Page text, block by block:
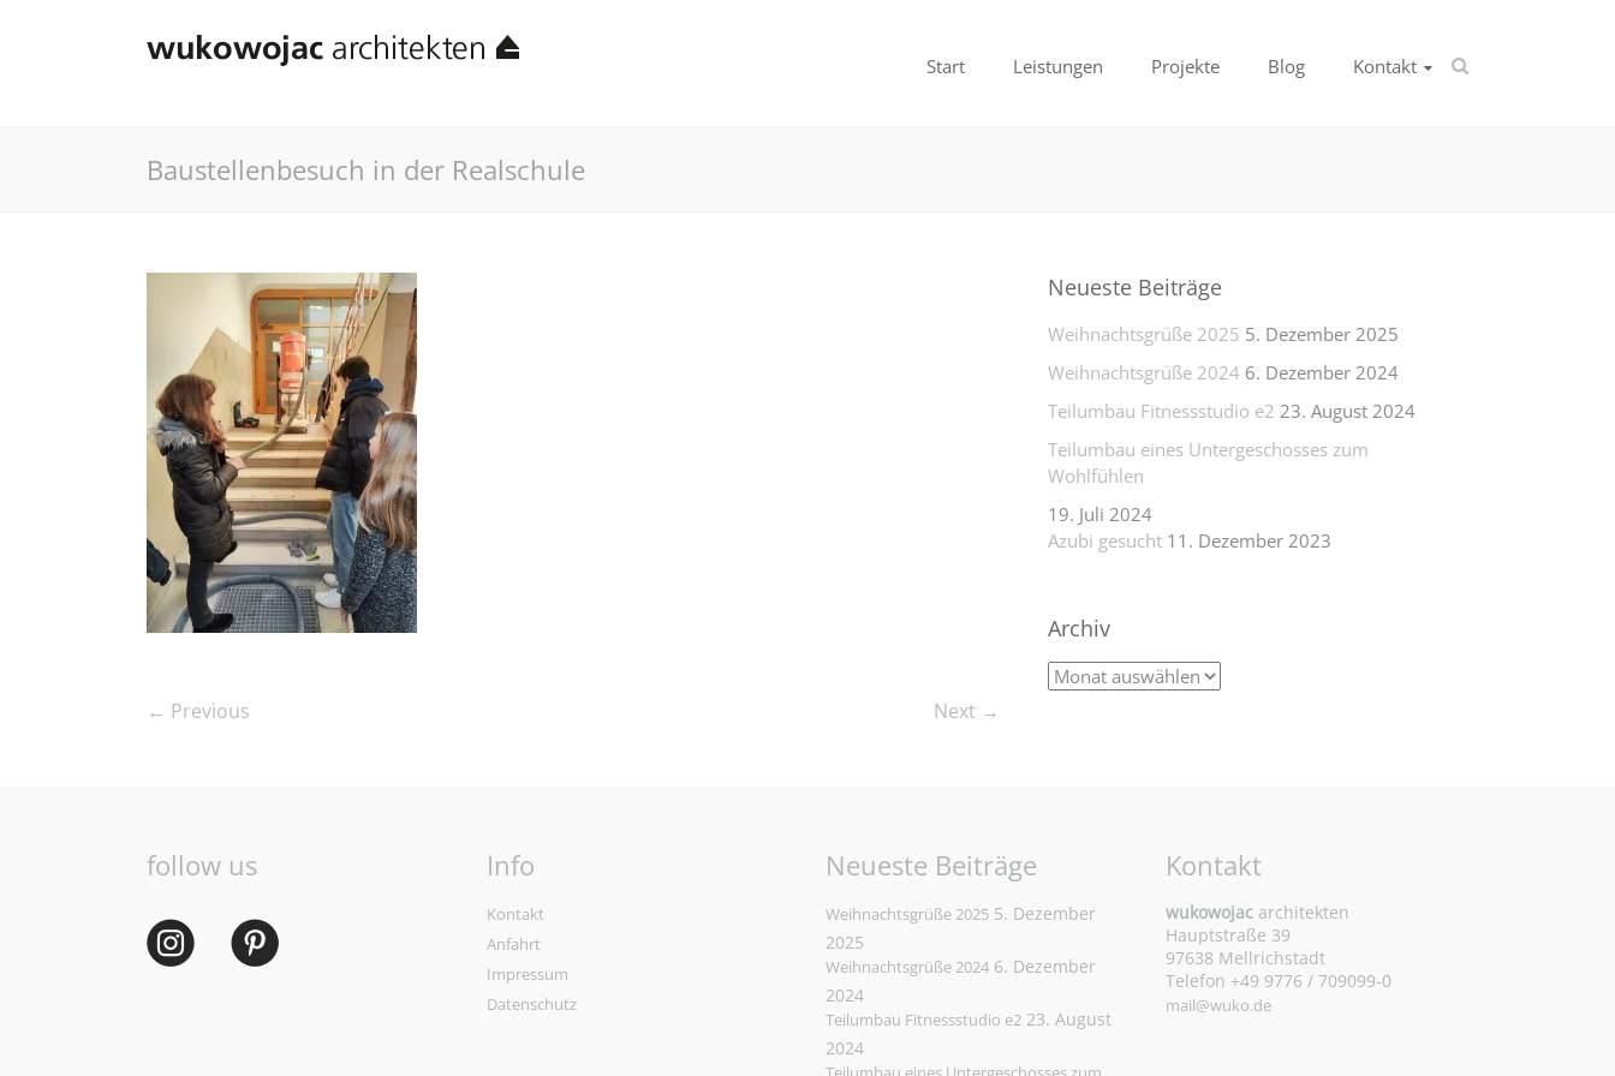
Start Leistungen Projekte Blog Kontakt
Baustellenbesuch in der Realschule
← Previous Next →
Neueste Beiträge
Weihnachtsgrüße 2025 5. Dezember 2025
Weihnachtsgrüße 2024 6. Dezember 2024
Teilumbau Fitnessstudio e2 23. August 2024
Teilumbau eines Untergeschosses zum
Wohlfühlen
19. Juli 2024
Azubi gesucht 11. Dezember 2023
Archiv
follow us Info
Kontakt
Anfahrt
Impressum
Datenschutz
Neueste Beiträge
Weihnachtsgrüße 2025 5. Dezember
2025
Weihnachtsgrüße 2024 6. Dezember
2024
Teilumbau Fitnessstudio e2 23. August
2024
Kontakt
wukowojacarchitekten
Hauptstraße 39
97638 Mellrichstadt
Telefon +49 9776 / 709099-0
mail@wuko.de